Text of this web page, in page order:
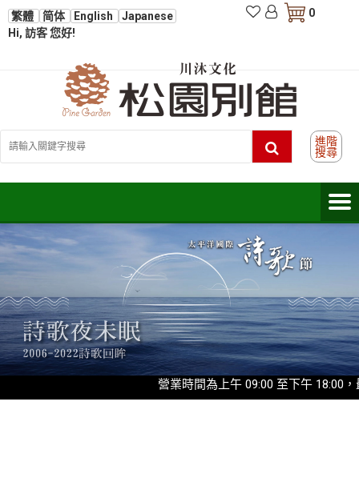
繁體 简体 English
Japanese
Hi, 訪客 您好!
0
進階
搜尋
營業時間為上午 09:00 至下午 18:00